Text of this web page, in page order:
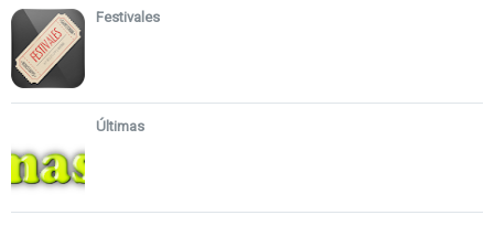
Festivales
Últimas